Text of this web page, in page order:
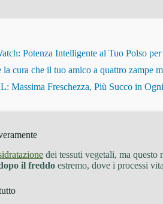
Potenza Intelligente al Tuo Polso
cura che il tuo amico a quattro zampe
Massima Freschezza, Più Succo in
dei tessuti vegetali, ma
il freddo estremo, dove i processi